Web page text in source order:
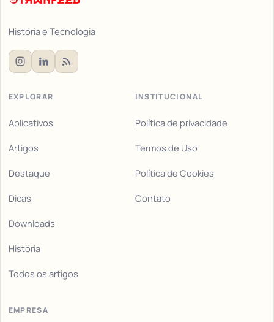
História e Tecnologia
EXPLORAR
Aplicativos
Artigos
Destaque
Dicas
Downloads
História
Todos os artigos
INSTITUCIONAL
Política de privacidade
Termos de Uso
Política de Cookies
Contato
EMPRESA